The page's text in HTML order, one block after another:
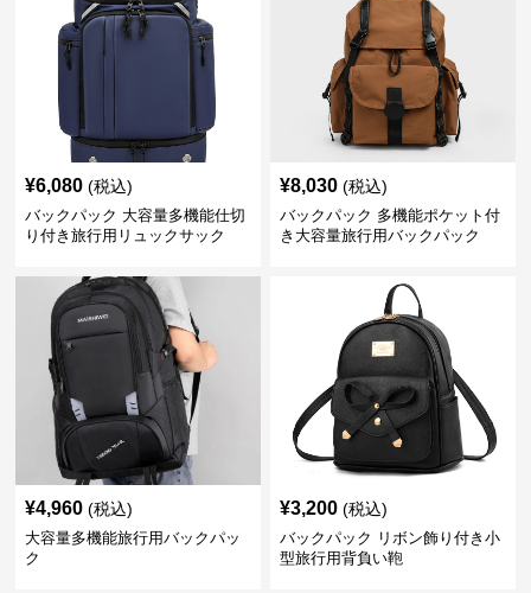
¥6,080 (税込)
バックパック 大容量多機能仕切
り付き旅行用リュックサック
¥8,030 (税込)
バックパック 多機能ポケット付
き大容量旅行用バックパック
¥4,960 (税込)
大容量多機能旅行用バックパッ
ク
¥3,200 (税込)
バックパック リボン飾り付き小
型旅行用背負い鞄